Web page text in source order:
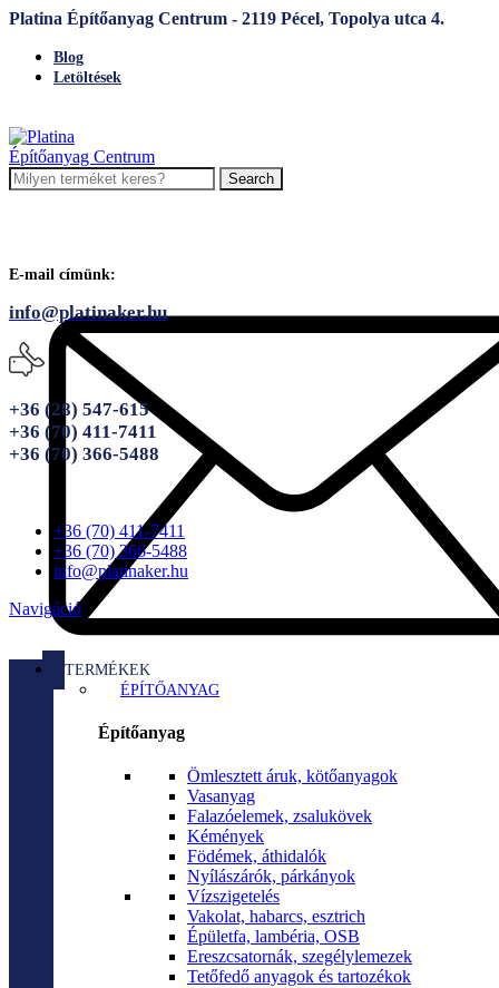
Platina Építőanyag Centrum - 2119 Pécel, Topolya utca 4.
Blog
Letöltések
Search
E-mail címünk:
info@platinaker.hu
+36 (28) 547-615
+36 (70) 411-7411
+36 (70) 366-5488
+36 (70) 411-7411
+36 (70) 366-5488
info@platinaker.hu
Navigáció
TERMÉKEK
ÉPÍTŐANYAG
Építőanyag
Ömlesztett áruk, kötőanyagok
Vasanyag
Falazóelemek, zsalukövek
Kémények
Födémek, áthidalók
Nyílászárók, párkányok
Vízszigetelés
Vakolat, habarcs, esztrich
Épületfa, lambéria, OSB
Ereszcsatornák, szegélylemezek
Tetőfedő anyagok és tartozékok